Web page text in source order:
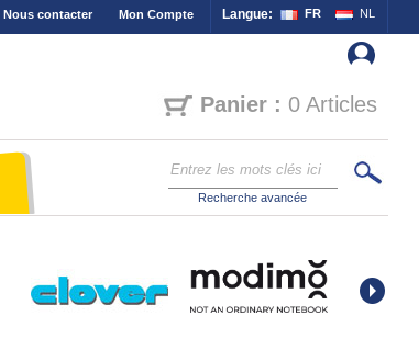
Langue: FR NL
Nous contacter Mon Compte
Panier : 0 Articles
Recherche avancée